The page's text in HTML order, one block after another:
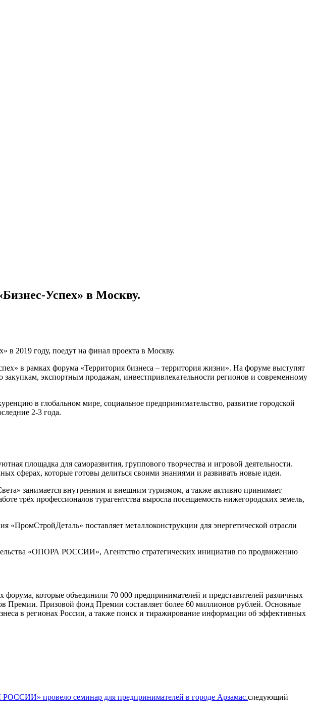
Успех» в Москву.
в 2019 году, поедут на финал проекта в Москву.
в рамках форума «Территория бизнеса – территория жизни». На форуме выступят
экспортным продажам, инвестпривлекательности регионов и современному
в глобальном мире, социальное предпринимательство, развитие городской
2-3 года.
площадка для саморазвития, группового творчества и игровой деятельности.
сферах, которые готовы делиться своими знаниями и развивать новые идеи.
занимается внутренним и внешним туризмом, а также активно принимает
трёх профессионалов турагентства выросла посещаемость нижегородских земель,
поставляет металлоконструкции для энергетической отрасли
«ОПОРА РОССИИ», Агентство стратегических инициатив по продвижению
которые объединили 70 000 предпринимателей и представителей различных
Премии. Призовой фонд Премии составляет более 60 миллионов рублей. Основные
в регионах России, а также поиск и тиражирование информации об эффективных
провело семинар для предпринимателей в городе Арзамас.следующий